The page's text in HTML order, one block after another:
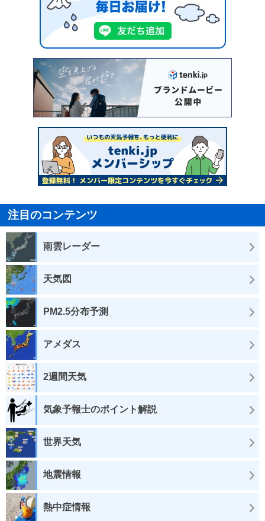
注目のコンテンツ
雨雲レーダー
天気図
PM2.5分布予測
アメダス
2週間天気
気象予報士のポイント解説
世界天気
地震情報
熱中症情報